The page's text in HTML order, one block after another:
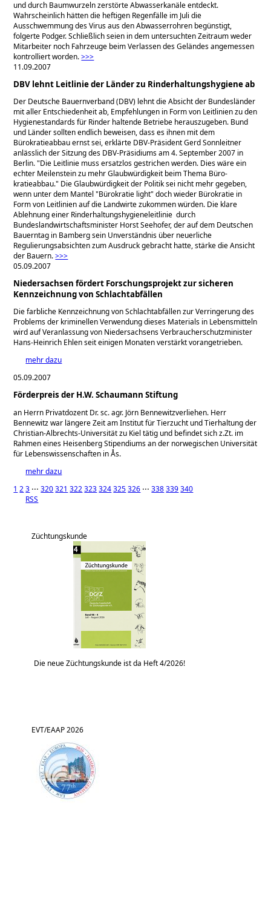
und durch Baumwurzeln zerstörte Abwasserkanäle entdeckt.
Wahrscheinlich hätten die heftigen Regenfälle im Juli die
Ausschwemmung des Virus aus den Abwasserrohren begünstigt,
folgerte Podger. Schließlich seien in dem untersuchten Zeitraum weder
Mitarbeiter noch Fahrzeuge beim Verlassen des Geländes angemessen
kontrolliert worden.>>>
11.09.2007
DBV lehnt Leitlinie der Länder zu Rinderhaltungshygiene ab
Der Deutsche Bauernverband (DBV) lehnt die Absicht der Bundesländer
mit aller Entschiedenheit ab, Empfehlungen in Form von Leitlinien zu den
Hygienestandards für Rinder haltende Betriebe herauszugeben. Bund
und Länder sollten endlich beweisen, dass es ihnen mit dem
Bürokratieabbau ernst sei, erklärte DBV-Präsident Gerd Sonn­leitner
anlässlich der Sitzung des DBV-Präsidiums am 4. September 2007 in
Berlin. Die Leitlinie muss ersatzlos gestrichen werden. Dies wäre ein
echter Meilenstein zu mehr Glaubwürdigkeit beim Thema Büro­
kratieabbau. Die Glaubwürdigkeit der Politik sei nicht mehr gegeben,
wenn unter dem Mantel Bürokratie light doch wieder Bürokratie in
Form von Leitlinien auf die Landwirte zukommen würden. Die klare
Ablehnung einer Rinder­haltungshygieneleitlinie durch
Bundeslandwirtschaftsminister Horst Seehofer, der auf dem Deutschen
Bauerntag in Bamberg sein Unverständnis über neuerliche
Regulierungs­ab­sichten zum Ausdruck gebracht hatte, stärke die Ansicht
der Bauern.>>>
05.09.2007
Niedersachsen fördert Forschungsprojekt zur sicheren
Kennzeichnung von Schlachtabfällen
Die farbliche Kennzeichnung von Schlachtabfällen zur Verringerung des
Problems der kriminellen Verwendung dieses Materials in Lebensmitteln
wird auf Veranlassung von Niedersachsens Verbraucherschutzminister
Hans-Heinrich Ehlen seit einigen Monaten verstärkt vorangetrieben.
mehr dazu
05.09.2007
Förderpreis der H.W. Schaumann Stiftung
an Herrn Privatdozent Dr. sc. agr. Jörn Bennewitzverliehen. Herr
Bennewitz war längere Zeit am Institut für Tierzucht und Tierhaltung der
Christian-Albrechts-Universität zu Kiel tätig und befindet sich z.Zt. im
Rahmen eines Heisenberg Stipendiums an der norwegischen Universität
für Lebenswissenschaften in Ås.
mehr dazu
1 23 ⋅⋅⋅320321 322323324325326 ⋅⋅⋅338339340
RSS
Züchtungskunde
Die neue Züchtungskunde ist da Heft 4/2026!
EVT/EAAP 2026